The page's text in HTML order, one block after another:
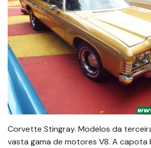
Corvette Stingray. Modelos da
vasta gama de motores V8. A